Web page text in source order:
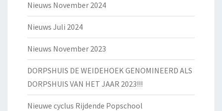
Nieuws November 2024
Nieuws Juli 2024
Nieuws November 2023
DORPSHUIS DE WEIDEHOEK GENOMINEERD ALS
DORPSHUIS VAN HET JAAR 2023!!!
Nieuwe cyclus Rijdende Popschool